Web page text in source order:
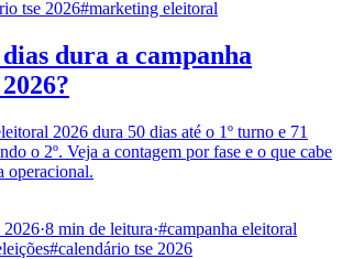
tse 2026#marketing eleitoral
dura a campanha
2026 dura 50 dias até o 1º turno e 71
o 2º. Veja a contagem por fase e o que cabe
operacional.
2026·8 min de leitura·#campanha eleitoral
#calendário tse 2026